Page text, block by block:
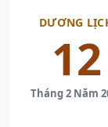
DƯƠNG
12
Tháng 2 Năm